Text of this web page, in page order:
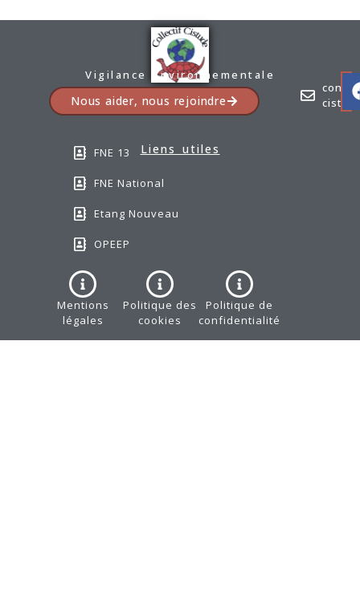
Vigilance Environnementale
Nous aider, nous rejoindre
Liens utiles
FNE 13
FNE National
Etang Nouveau
OPEEP
Mentions
légales
Politique des
cookies
Politique de
confidentialité